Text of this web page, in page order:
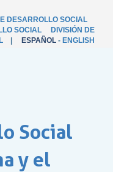
DESARROLLO SOCIAL
SOCIAL
DIVISIÓN DE
ESPAÑOL - ENGLISH
Social
y el